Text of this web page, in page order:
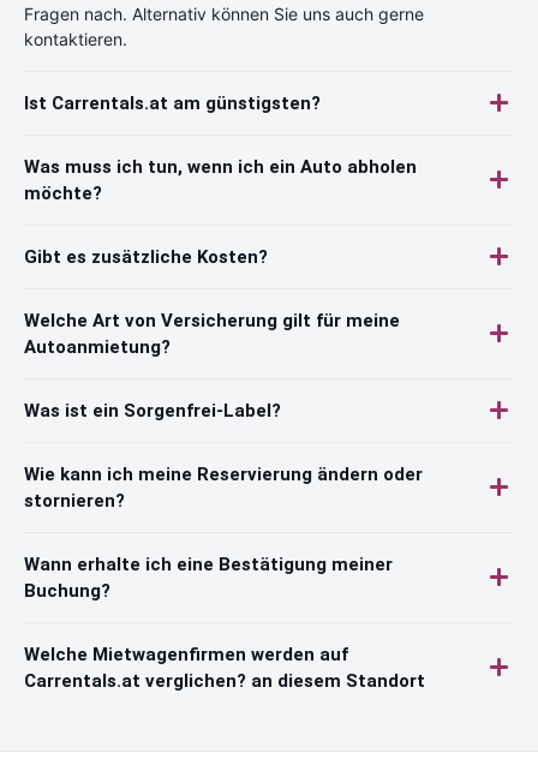
Fragen nach. Alternativ können Sie uns auch gerne
kontaktieren.
Ist Carrentals.at am günstigsten?
Was muss ich tun, wenn ich ein Auto abholen
möchte?
Gibt es zusätzliche Kosten?
Welche Art von Versicherung gilt für meine
Autoanmietung?
Was ist ein Sorgenfrei-Label?
Wie kann ich meine Reservierung ändern oder
stornieren?
Wann erhalte ich eine Bestätigung meiner
Buchung?
Welche Mietwagenfirmen werden auf
Carrentals.at verglichen? an diesem Standort